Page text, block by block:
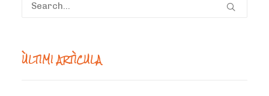
ÙLTIMI ARTÌCULA